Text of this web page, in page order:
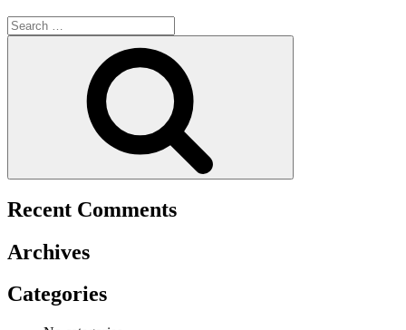
Search
for:
Recent Comments
Archives
Categories